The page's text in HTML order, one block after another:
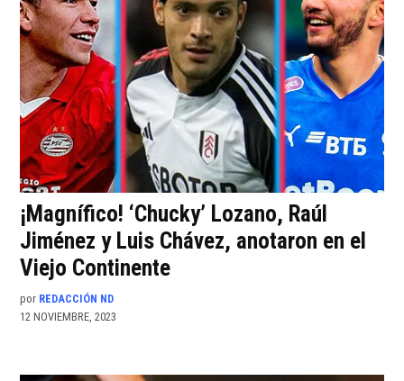
¡Magnífico! ‘Chucky’ Lozano, Raúl
Jiménez y Luis Chávez, anotaron en el
Viejo Continente
por REDACCIÓN ND
12 NOVIEMBRE, 2023